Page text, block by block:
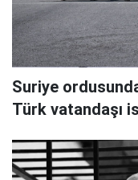
Suriye
Türk vatandaşı